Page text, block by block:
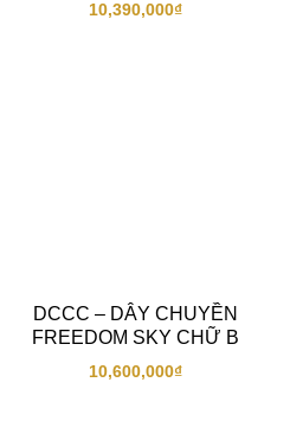
10,390,000₫
DCCC – DÂY CHUYỀN
FREEDOM SKY CHỮ B
10,600,000₫